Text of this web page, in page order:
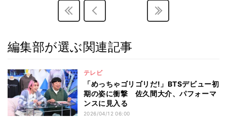
編集部が選ぶ関連記事
テレビ
「めっちゃゴリゴリだ!」BTSデビュー初
期の姿に衝撃 佐久間大介、パフォーマ
ンスに見入る
2026/04/12 06:00